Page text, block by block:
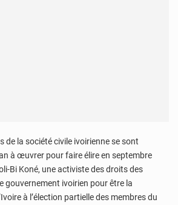
de la société civile ivoirienne se sont
à œuvrer pour faire élire en septembre
Bi Koné, une activiste des droits des
gouvernement ivoirien pour être la
à l’élection partielle des membres du